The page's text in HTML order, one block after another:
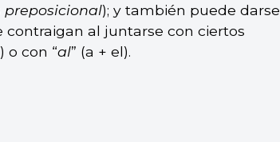
preposicional); y también puede darse
contraigan al juntarse con ciertos
o con “al” (a + el).